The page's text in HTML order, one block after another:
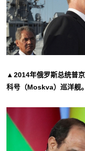
▲2014年俄罗斯总统普
科号（Moskva）巡洋舰